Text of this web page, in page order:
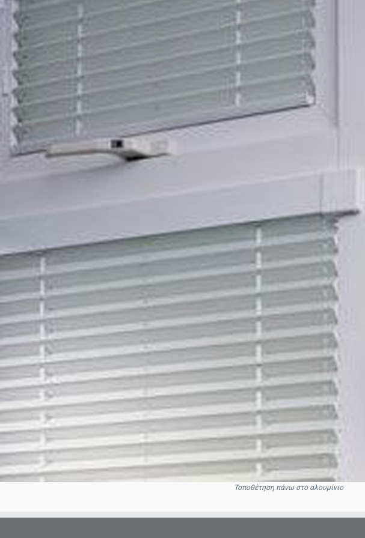
Τοποθέτηση πάνω στο αλουμίνιο